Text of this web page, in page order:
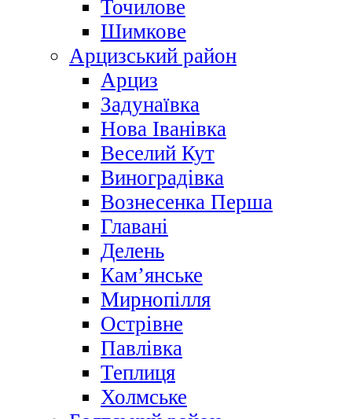
Точилове
Шимкове
Арцизський район
Арциз
Задунаївка
Нова Іванівка
Веселий Кут
Виноградівка
Вознесенка Перша
Главані
Делень
Кам’янське
Мирнопілля
Острівне
Павлівка
Теплиця
Холмське